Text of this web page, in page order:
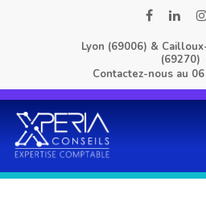
facebooklinkedin
Lyon (69006) &
(69270)
Contactez-nous au